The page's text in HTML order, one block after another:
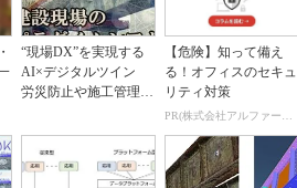
“現場DX”を実現する
AI×デジタルツイン
労災防止や施工管理な
【危険】知って備え
る！オフィスのセキュ
リティ対策
PR(株式会社アルファーテクノ)